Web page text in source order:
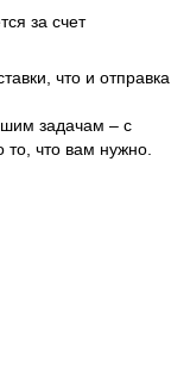
за счет
что и отправка
задачам – с
что вам нужно.